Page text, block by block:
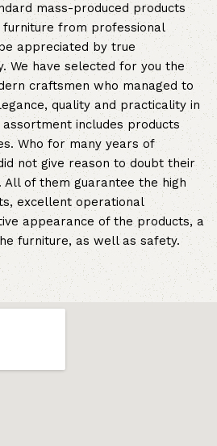
mass-produced products
furniture from professional
appreciated by true
We have selected for you the
craftsmen who managed to
quality and practicality in
includes products
Who for many years of
not give reason to doubt their
All of them guarantee the high
excellent operational
appearance of the products, a
furniture, as well as safety.